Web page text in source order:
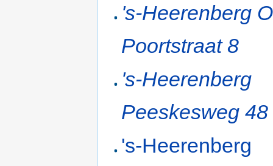
's-Heerenberg
Poortstraat 8
's-Heerenberg
Peeskesweg 48
's-Heerenberg